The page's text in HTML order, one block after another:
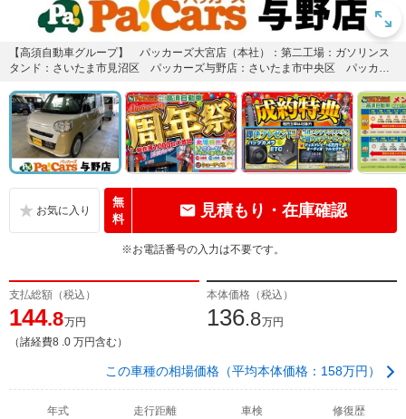
【高須自動車グループ】 パッカーズ大宮店（本社）：第二工場：ガソリンス
タンド：さいたま市見沼区 パッカーズ与野店：さいたま市中央区 パッカー
無
料
見積もり・在庫確認
※お電話番号の入力は不要です。
支払総額（税込）
144.8万円
（諸経費8 .0 万円含む）
本体価格（税込）
136.8万円
この車種の相場価格（平均本体価格：158万円）
年式 走行距離
車検
修復歴